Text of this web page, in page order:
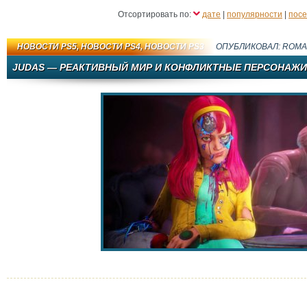
Отсортировать по: дате популярности
НОВОСТИ PS5,НОВОСТИ PS4,НОВОСТИ PS3 ОПУБЛИКОВАЛ:
JUDAS — РЕАКТИВНЫЙ МИР И КОНФЛИКТНЫЕ ПЕРСОНАЖИ